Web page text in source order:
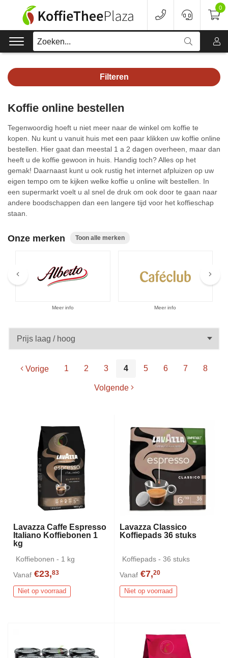
Zoeken...
0
Koffieapparaten
Voordeelverpakking
Onderhoud
Accessoires
Merken
Aanbiedingen
Filteren
Koffie online bestellen
Tegenwoordig hoeft u niet meer naar de winkel om koffie te
kopen. Nu kunt u vanuit huis met een paar klikken uw koffie online
bestellen. Hier gaat dan meestal 1 a 2 dagen overheen, maar dan
heeft u de koffie gewoon in huis. Handig toch? Alles op het
gemak! Daarnaast kunt u ook rustig het internet afpluizen op uw
eigen tempo om te kijken welke koffie u online wilt bestellen. In
een supermarkt voelt u al snel de druk om ook door te gaan naar
andere boodschappen dan een langere tijd voor het koffieschap
staan.
Onze merken Toon alle merken
Meer info Meer info
Vorige 1 2 3 4 5 6 7 8
Volgende
Lavazza Caffe Espresso
Italiano Koffiebonen 1
kg
Koffiebonen - 1 kg
Vanaf €23,83
Niet op voorraad
Lavazza Classico
Koffiepads 36 stuks
Koffiepads - 36 stuks
Vanaf €7,20
Niet op voorraad